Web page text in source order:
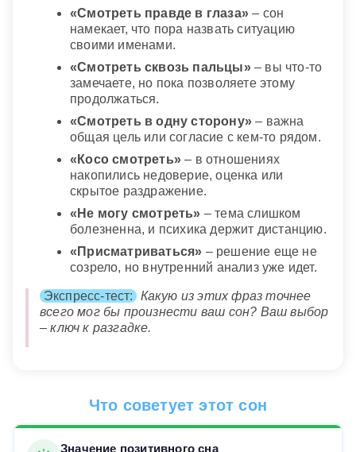
«Смотреть правде в глаза» – сон
намекает, что пора назвать ситуацию
своими именами.
«Смотреть сквозь пальцы»– вы что-то
замечаете, но пока позволяете этому
продолжаться.
«Смотреть в одну сторону» – важна
общая цель или согласие с кем-то рядом.
«Косо смотреть» – в отношениях
накопились недоверие, оценка или
скрытое раздражение.
«Не могу смотреть» – тема слишком
болезненна, и психика держит дистанцию.
«Присматриваться» – решение еще не
созрело, но внутренний анализ уже идет.
Экспресс-тест:
Какую из этих фраз точнее
всего мог бы произнести ваш сон? Ваш выбор
– ключ к разгадке.
Что советует этот сон
Значение позитивного сна